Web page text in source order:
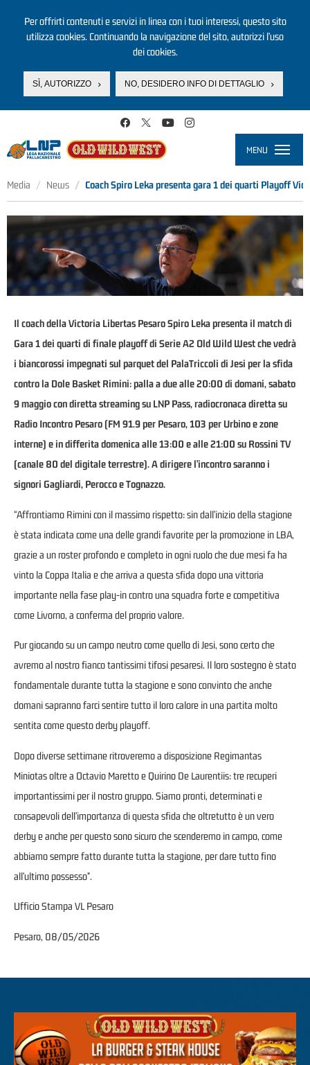
Per offrirti contenuti e servizi in linea con i tuoi interessi, questo sito
utilizza cookies. Continuando la navigazione del sito, autorizzi l’uso
dei cookies.
SÌ, AUTORIZZO NO, DESIDERO INFO DI DETTAGLIO
MENU
Media News Coach Spiro Leka presenta gara 1 dei quarti Playoff
Il coach della Victoria Libertas Pesaro Spiro Leka presenta il match di
Gara 1 dei quarti di finale playoff di Serie A2 Old Wild West che vedrà
i biancorossi impegnati sul parquet del PalaTriccoli di Jesi per la sfida
contro la Dole Basket Rimini: palla a due alle 20:00 di domani, sabato
9 maggio con diretta streaming su LNP Pass,radiocronaca diretta su
Radio Incontro Pesaro (FM 91.9 per Pesaro, 103 per Urbino e zone
interne) e in differita domenica alle 13:00 e alle 21:00 su Rossini TV
(canale 80 del digitale terrestre). A dirigere l’incontro saranno i
signori Gagliardi, Perocco e Tognazzo.
“Affrontiamo Rimini con il massimo rispetto: sin dall’inizio della stagione
è stata indicata come una delle grandi favorite per la promozione in LBA,
grazie a un roster profondo e completo in ogni ruolo che due mesi fa ha
vinto la Coppa Italia e che arriva a questa sfida dopo una vittoria
importante nella fase play-in contro una squadra forte e competitiva
come Livorno, a conferma del proprio valore.
Pur giocando su un campo neutro come quello di Jesi, sono certo che
avremo al nostro fianco tantissimi tifosi pesaresi. Il loro sostegno è stato
fondamentale durante tutta la stagione e sono convinto che anche
domani sapranno farci sentire tutto il loro calore in una partita molto
sentita come questo derby playoff.
Dopo diverse settimane ritroveremo a disposizione Regimantas
Miniotas oltre a Octavio Maretto e Quirino De Laurentiis: tre recuperi
importantissimi per il nostro gruppo. Siamo pronti, determinati e
consapevoli dell’importanza di questa sfida che oltretutto è un vero
derby e anche per questo sono sicuro che scenderemo in campo, come
abbiamo sempre fatto durante tutta la stagione, per dare tutto fino
all’ultimo possesso”.
Ufficio Stampa VL Pesaro
Pesaro, 08/05/2026